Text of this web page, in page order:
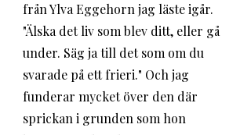
från Ylva Eggehorn jag läste igår.
"Älska det liv som blev ditt, eller gå
under. Säg ja till det som om du
svarade på ett frieri." Och jag
funderar mycket över den där
sprickan i grunden som hon